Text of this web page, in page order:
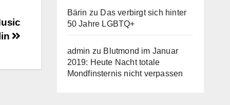
Bärin zu Das verbirgt sich hinter
50 Jahre LGBTQ+
admin zu Blutmond im Januar
2019: Heute Nacht totale
Mondfinsternis nicht verpassen